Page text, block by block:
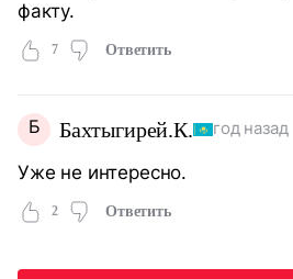
факту.
7 Ответить
Б Бахтыгирей.К. год назад
Уже не интересно.
2 Ответить